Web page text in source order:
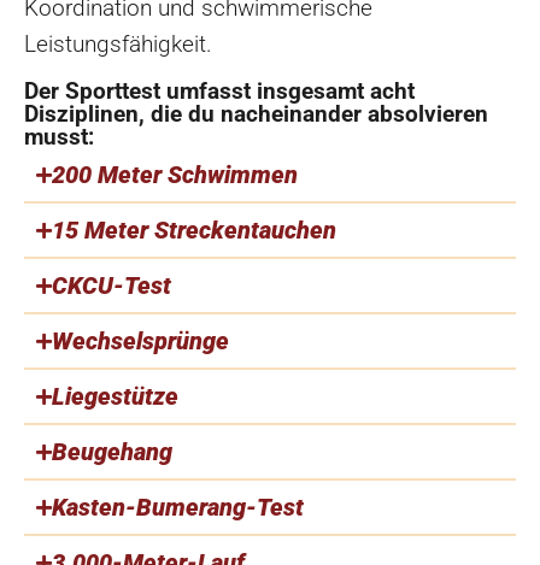
Koordination und schwimmerische
Leistungsfähigkeit.
Der Sporttest umfasst insgesamt acht
Disziplinen, die du nacheinander absolvieren
musst:
200 Meter Schwimmen
15 Meter Streckentauchen
CKCU-Test
Wechselsprünge
Liegestütze
Beugehang
Kasten-Bumerang-Test